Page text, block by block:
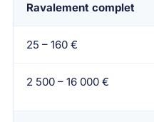
Ravalement complet
25 – 160 €
2 500 – 16 000 €